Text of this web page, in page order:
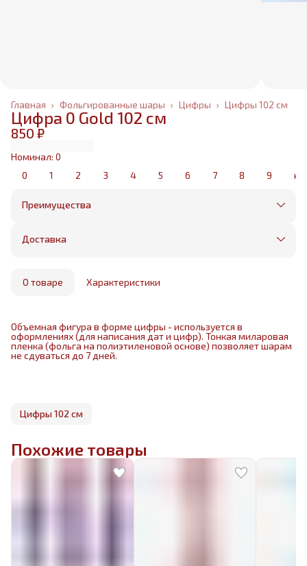
Цифры 102 см
Цифры ›
Фольгированные шары ›
Главная ›
Цифра 0 Gold 102 см
850 ₽
Номинал: 0
0
1 2 3 4 5 6 7 8 9
Преимущества
Оплата частями в Сплит
Бесплатная доставка в пределах КАД
маркетплейса
Доставка
О товаре Характеристики
Объемная фигура в форме цифры - используется в
оформлениях (для написания дат и цифр). Тонкая миларовая
пленка (фольга на полиэтиленовой основе) позволяет шарам
не сдуваться до 7 дней.
Цифры 102 см
Похожие товары